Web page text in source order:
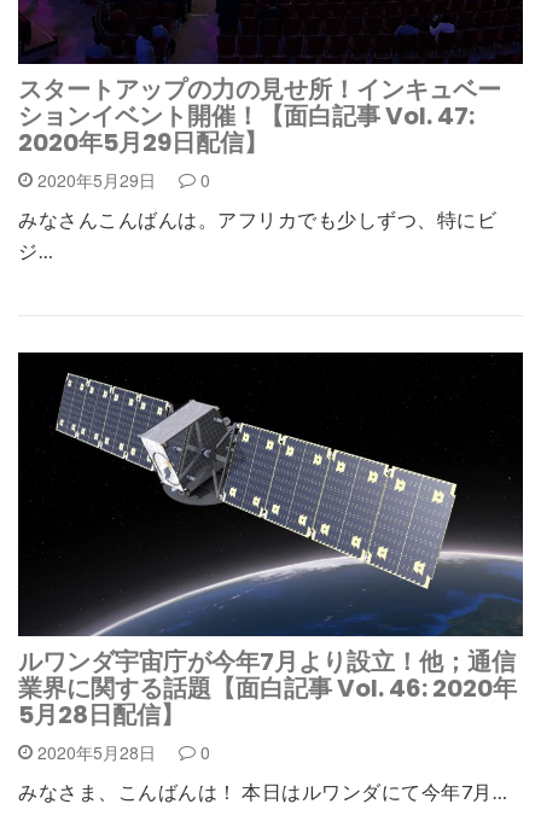
スタートアップの力の見せ所！インキュベー
ションイベント開催！【面白記事 Vol. 47:
2020年5月29日配信】
2020年5月29日 0
みなさんこんばんは。アフリカでも少しずつ、特にビ
ジ…
ルワンダ宇宙庁が今年7月より設立！他；通信
業界に関する話題【面白記事 Vol. 46: 2020年
5月28日配信】
2020年5月28日 0
みなさま、こんばんは！ 本日はルワンダにて今年7月…